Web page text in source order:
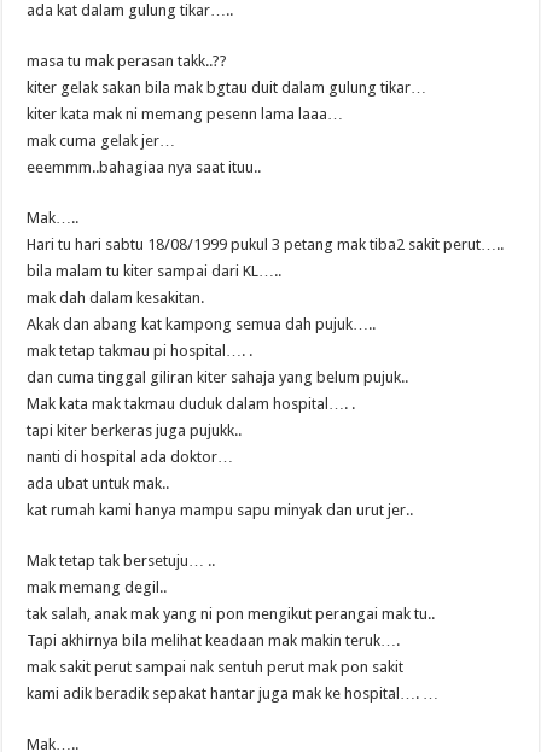
ada kat dalam gulung tikar…..
masa tu mak perasan takk..??
kiter gelak sakan bila mak bgtau duit dalam gulung tikar…
kiter kata mak ni memang pesenn lama laaa…
mak cuma gelak jer…
eeemmm..bahagiaa nya saat ituu..
Mak…..
Hari tu hari sabtu 18/08/1999 pukul 3 petang mak tiba2 sakit perut…..
bila malam tu kiter sampai dari KL…..
mak dah dalam kesakitan.
Akak dan abang kat kampong semua dah pujuk…..
mak tetap takmau pi hospital…. .
dan cuma tinggal giliran kiter sahaja yang belum pujuk..
Mak kata mak takmau duduk dalam hospital…. .
tapi kiter berkeras juga pujukk..
nanti di hospital ada doktor…
ada ubat untuk mak..
kat rumah kami hanya mampu sapu minyak dan urut jer..
Mak tetap tak bersetuju… ..
mak memang degil..
tak salah, anak mak yang ni pon mengikut perangai mak tu..
Tapi akhirnya bila melihat keadaan mak makin teruk….
mak sakit perut sampai nak sentuh perut mak pon sakit
kami adik beradik sepakat hantar juga mak ke hospital…. …
Mak…..